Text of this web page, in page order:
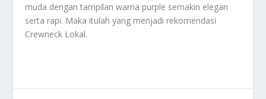
muda dengan tampilan warna purple semakin elegan
serta rapi. Maka itulah yang menjadi rekomendasi
Crewneck Lokal.